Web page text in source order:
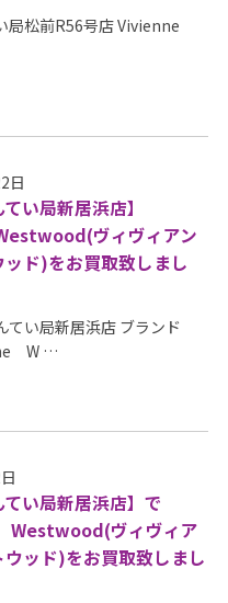
局松前R56号店 Vivienne
日
てい局新居浜店】
ヴィヴィアン
ッド)をお買取致しまし
い局新居浜店 ブランド
W …
てい局新居浜店】で
ヴィヴィア
ウッド)をお買取致しまし